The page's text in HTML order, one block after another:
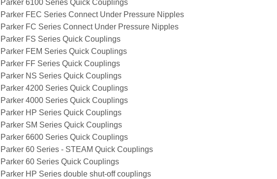
Parker 6100 Series Quick Couplings
Parker FEC Series Connect Under Pressure Nipples
Parker FC Series Connect Under Pressure Nipples
Parker FS Series Quick Couplings
Parker FEM Series Quick Couplings
Parker FF Series Quick Couplings
Parker NS Series Quick Couplings
Parker 4200 Series Quick Couplings
Parker 4000 Series Quick Couplings
Parker HP Series Quick Couplings
Parker SM Series Quick Couplings
Parker 6600 Series Quick Couplings
Parker 60 Series - STEAM Quick Couplings
Parker 60 Series Quick Couplings
Parker HP Series double shut-off couplings